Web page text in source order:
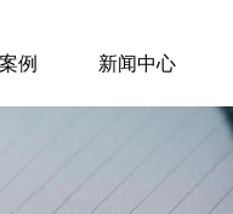
例 新闻中心